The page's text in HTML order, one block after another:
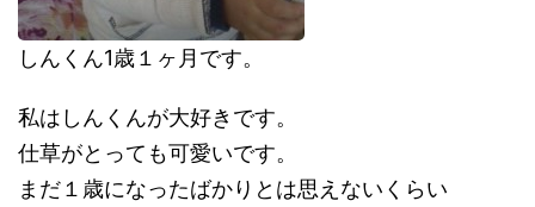
しんくん1歳１ヶ月です。
私はしんくんが大好きです。
仕草がとっても可愛いです。
まだ１歳になったばかりとは思えないくらい